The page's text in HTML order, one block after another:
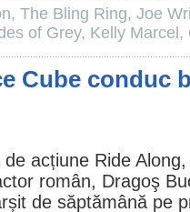
, The Bling Ring, Joe
of Grey, Kelly Marcel ,
Cube conduc
de acțiune Ride Along
român, Dragoş
de săptămână pe